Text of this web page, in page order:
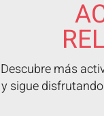
Descubre más
y sigue